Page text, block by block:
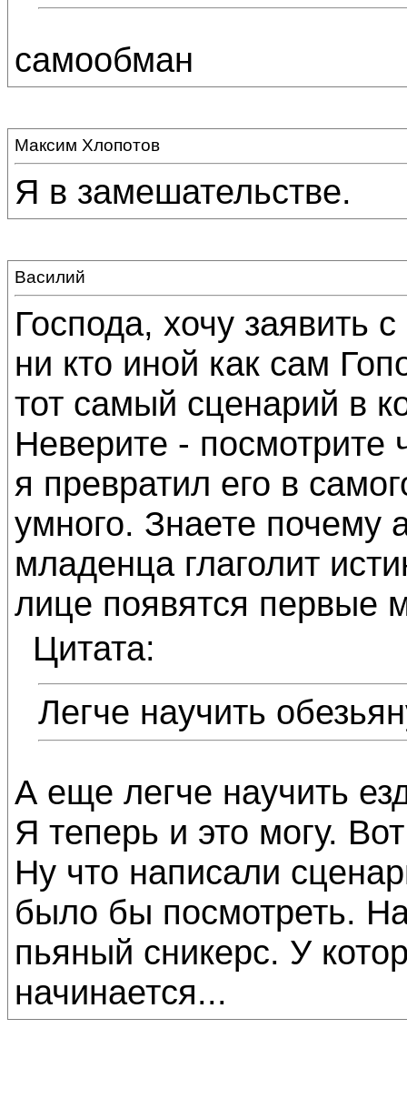
самообман
Максим Хлопотов
Я в замешательстве.
Василий
Господа, хочу заявить
ни кто иной как сам
тот самый сценарий в
Неверите -
я превратил его в
умного. Знаете почему
младенца глаголит
лице появятся первые
Цитата:
Легче научить
А еще легче научить
Я теперь и это могу.
Ну что написали
было бы посмотреть.
пьяный сникерс. У
начинается...